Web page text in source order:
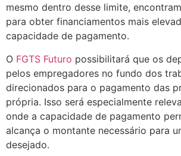
mesmo dentro desse limite,
para obter financiamentos mais
capacidade de pagamento.
O FGTS Futuro possibilitará que os
pelos empregadores no fundo dos
direcionados para o pagamento das
própria. Isso será especialmente
onde a capacidade de pagamento
alcança o montante necessário para
desejado.